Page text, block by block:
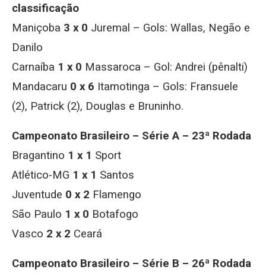
classificação
Maniçoba 3 x 0 Juremal – Gols: Wallas, Negão e
Danilo
Carnaíba 1 x 0 Massaroca – Gol: Andrei (pênalti)
Mandacaru 0 x 6 Itamotinga – Gols: Fransuele
(2), Patrick (2), Douglas e Bruninho.
Campeonato Brasileiro – Série A – 23ª Rodada
Bragantino 1 x 1 Sport
Atlético-MG 1 x 1 Santos
Juventude 0 x 2 Flamengo
São Paulo 1 x 0 Botafogo
Vasco 2 x 2 Ceará
Campeonato Brasileiro – Série B – 26ª Rodada